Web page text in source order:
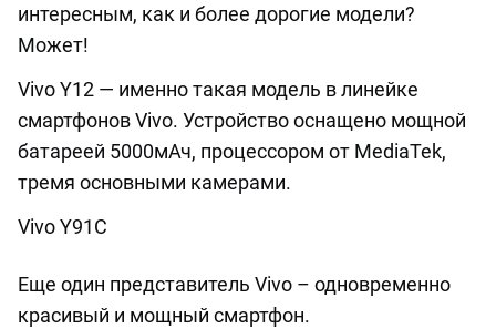
интересным, как и более дорогие модели?
Может!
Vivo Y12 — именно такая модель в линейке
смартфонов Vivo. Устройство оснащено мощной
батареей 5000мАч, процессором от MediaTek,
тремя основными камерами.
Vivo Y91C
Еще один представитель Vivo – одновременно
красивый и мощный смартфон.